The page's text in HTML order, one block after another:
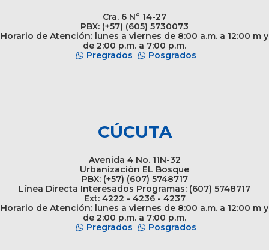
Cra. 6 N° 14-27
PBX: (+57) (605) 5730073
Horario de Atención: lunes a viernes de 8:00 a.m. a 12:00 m y
de 2:00 p.m. a 7:00 p.m.
Pregrados
Posgrados
CÚCUTA
Avenida 4 No. 11N-32
Urbanización EL Bosque
PBX: (+57) (607) 5748717
Línea Directa Interesados Programas: (607) 5748717
Ext: 4222 - 4236 - 4237
Horario de Atención: lunes a viernes de 8:00 a.m. a 12:00 m y
de 2:00 p.m. a 7:00 p.m.
Pregrados
Posgrados